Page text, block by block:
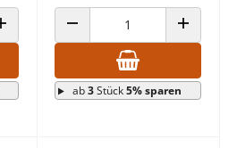
ANZAHL ERHÖHENANZAHL VERRINGERN ANZAHL
ab3Stück5% sparen